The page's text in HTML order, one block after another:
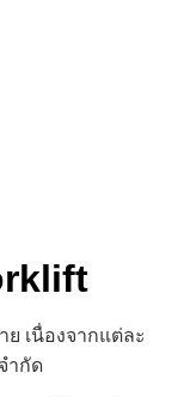
เนื่องจากแต่ละ
ำกัด